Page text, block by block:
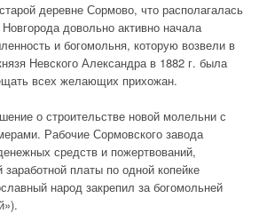
деревне Сормово, что располагалась
довольно активно начала
и богомольня, которую возвели в
Невского Александра в 1882 г. была
всех желающих прихожан.
о строительстве новой молельни с
Рабочие Сормовского завода
средств и пожертвований,
платы по одной копейке
народ закрепил за богомольней